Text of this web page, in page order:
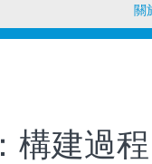
關
構建過程